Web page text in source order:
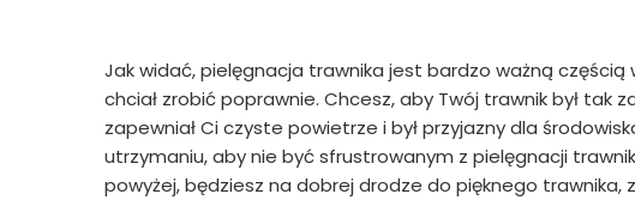
Jak widać, pielęgnacja trawnika jest bardzo ważną częścią
chciał zrobić poprawnie. Chcesz, aby Twój trawnik był tak
zapewniał Ci czyste powietrze i był przyjazny dla
utrzymaniu, aby nie być sfrustrowanym z pielęgnacji
powyżej, będziesz na dobrej drodze do pięknego trawnika,